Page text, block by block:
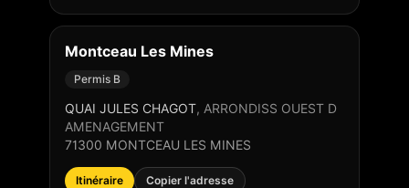
Montceau Les Mines
Permis B
QUAI JULES CHAGOT, ARRONDISS OUEST D
AMENAGEMENT
71300 MONTCEAU LES MINES
Itinéraire Copier l'adresse